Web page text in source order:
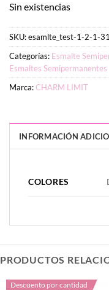
Sin existencias
SKU:esamlte_test-1-2-1-31
Categorías: Esmalte
Esmaltes Semipermanentes
Marca:CHARM LIMIT
INFORMACIÓN
PESO
DIMENSIONES
COLORES
PRODUCTOS
Descuento por cantidad